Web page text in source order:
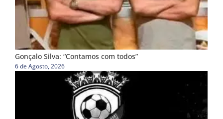
Gonçalo Silva: “Contamos com todos”
6 de Agosto, 2026